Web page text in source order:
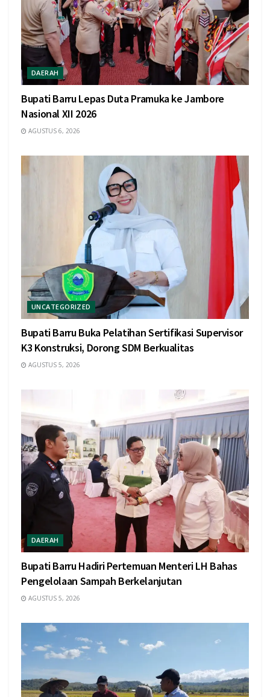
DAERAH
Bupati Barru Lepas Duta Pramuka ke Jambore
Nasional XII 2026
AGUSTUS 6, 2026
UNCATEGORIZED
Bupati Barru Buka Pelatihan Sertifikasi Supervisor
K3 Konstruksi, Dorong SDM Berkualitas
AGUSTUS 5, 2026
DAERAH
Bupati Barru Hadiri Pertemuan Menteri LH Bahas
Pengelolaan Sampah Berkelanjutan
AGUSTUS 5, 2026